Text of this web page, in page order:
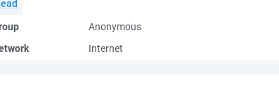
Anonymous
Internet